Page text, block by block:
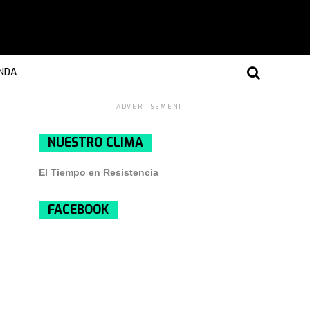
ADVERTISEMENT
NUESTRO CLIMA
El Tiempo en Resistencia
FACEBOOK